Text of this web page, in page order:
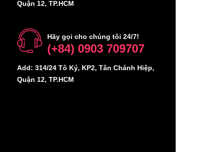
Quận 12, TP.HCM
Hãy gọi cho chúng tôi 24/7!
(+84) 0903 709707
Add: 314/24 Tô Ký, KP2, Tân Chánh Hiệp,
Quận 12, TP.HCM